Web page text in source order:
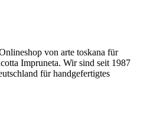
von arte toskana für
Impruneta. Wir sind seit 1987
für handgefertigtes